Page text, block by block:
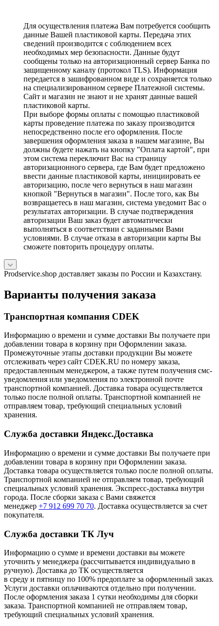
Для осуществления платежа Вам потребуется сообщить
данные Вашей пластиковой карты. Передача этих
сведений производится с соблюдением всех
необходимых мер безопасности. Данные будут
сообщены только на авторизационный сервер Банка по
защищенному каналу (протокол TLS). Информация
передается в зашифрованном виде и сохраняется только
на специализированном сервере Платежной системы.
Сайт и магазин не знают и не хранят данные вашей
пластиковой карты.
При выборе формы оплаты с помощью пластиковой
карты проведение платежа по заказу производится
непосредственно после его оформления. После
завершения оформления заказа в нашем магазине, Вы
должны будете нажать на кнопку "Оплата картой", при
этом система переключит Вас на страницу
авторизационного сервера, где Вам будет предложено
ввести данные пластиковой карты, инициировать ее
авторизацию, после чего вернуться в наш магазин
кнопкой "Вернуться в магазин". После того, как Вы
возвращаетесь в наш магазин, система уведомит Вас о
результатах авторизации. В случае подтверждения
авторизации Ваш заказ будет автоматически
выполняться в соответствии с заданными Вами
условиями. В случае отказа в авторизации карты Вы
сможете повторить процедуру оплаты.
Prodservice.shop доставляет заказы по России и Казахстану.
Варианты получения заказа
Транспортная компания CDEK
Информацию о времени и сумме доставки Вы получаете при
добавлении товара в корзину при Оформлении заказа.
Промежуточные этапы доставки продукции Вы можете
отслеживать через сайт CDEK.RU по номеру заказа,
предоставленным менеджером, а также путем получения смс-
уведомления или уведомления по электронной почте
транспортной компанией. Доставка товара осуществляется
только после полной оплаты. Транспортной компанией не
отправляем товар, требующий специальных условий
хранения.
Служба доставки Яндекс.Доставка
Информацию о времени и сумме доставки Вы получаете при
добавлении товара в корзину при Оформлении заказа.
Доставка товара осуществляется только после полной оплаты.
Транспортной компанией не отправляем товар, требующий
специальных условий хранения. Экспресс-доставка внутри
города. После сборки заказа с Вами свяжется
менеджер +7 912 699 70 70. Доставка осуществляется за счет
покупателя.
Служба доставки ТК Луч
Информацию о сумме и времени доставки вы можете
уточнить у менеджера (рассчитывается индивидуально в
ручную). Доставка до ТК осуществляется
в среду и пятницу по 100% предоплате за оформленный заказ.
Услуги доставки оплачиваются отдельно при получении.
После оформления заказа 1 сутки необходимы для сборки
заказа. Транспортной компанией не отправляем товар,
требующий специальных условий хранения.